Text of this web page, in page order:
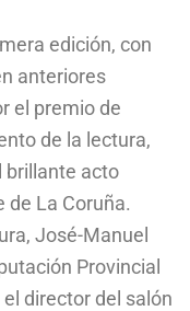
edición, con
anteriores
el premio de
de la lectura,
brillante acto
de La Coruña.
José-Manuel
Provincial
director del salón